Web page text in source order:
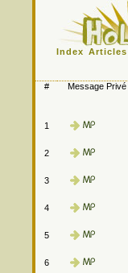
Index Articles
# Message Privé
1
2
3
4
5
6